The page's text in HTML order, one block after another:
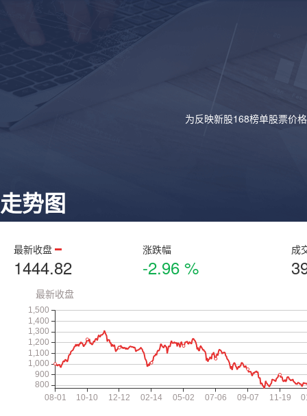
为反映新股168榜单股票价
走势图
最新收盘
1444.82
涨跌幅
-2.96 %
成